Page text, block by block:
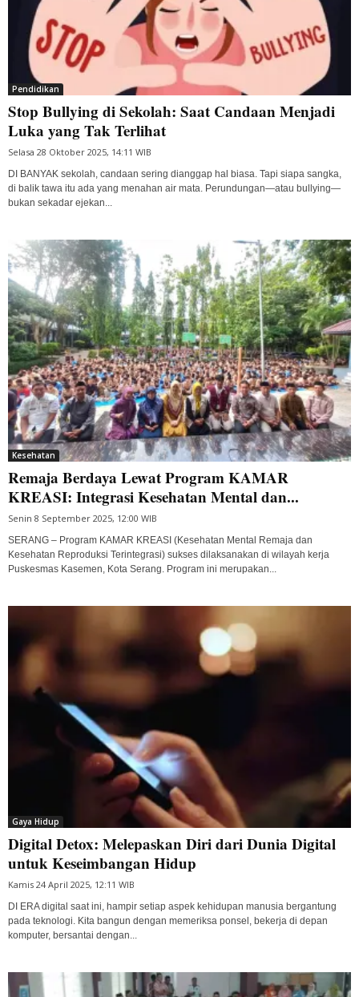
Pendidikan
Stop Bullying di Sekolah: Saat Candaan Menjadi
Luka yang Tak Terlihat
Selasa 28 Oktober 2025, 14:11 WIB
DI BANYAK sekolah, candaan sering dianggap hal biasa. Tapi siapa sangka,
di balik tawa itu ada yang menahan air mata. Perundungan—atau bullying—
bukan sekadar ejekan...
Kesehatan
Remaja Berdaya Lewat Program KAMAR
KREASI: Integrasi Kesehatan Mental dan...
Senin 8 September 2025, 12:00 WIB
SERANG – Program KAMAR KREASI (Kesehatan Mental Remaja dan
Kesehatan Reproduksi Terintegrasi) sukses dilaksanakan di wilayah kerja
Puskesmas Kasemen, Kota Serang. Program ini merupakan...
Gaya Hidup
Digital Detox: Melepaskan Diri dari Dunia Digital
untuk Keseimbangan Hidup
Kamis 24 April 2025, 12:11 WIB
DI ERA digital saat ini, hampir setiap aspek kehidupan manusia bergantung
pada teknologi. Kita bangun dengan memeriksa ponsel, bekerja di depan
komputer, bersantai dengan...